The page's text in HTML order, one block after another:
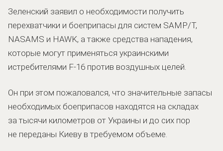
Зеленский заявил о необходимости получить
перехватчики и боеприпасы для систем SAMP/T,
NASAMS и HAWK, а также средства нападения,
которые могут применяться украинскими
истребителями F-16 против воздушных целей.
Он при этом пожаловался, что значительные запасы
необходимых боеприпасов находятся на складах
за тысячи километров от Украины и до сих пор
не переданы Киеву в требуемом объеме.